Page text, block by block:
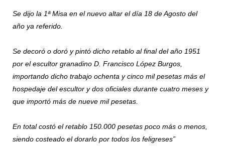
Se dijo la 1ª Misa en el nuevo altar el día 18 de Agosto del
año ya referido.
Se decoró o doró y pintó dicho retablo al final del año 1951
por el escultor granadino D. Francisco López Burgos,
importando dicho trabajo ochenta y cinco mil pesetas más el
hospedaje del escultor y dos oficiales durante cuatro meses y
que importó más de nueve mil pesetas.
En total costó el retablo 150.000 pesetas poco más o menos,
siendo costeado el dorarlo por todos los feligreses”